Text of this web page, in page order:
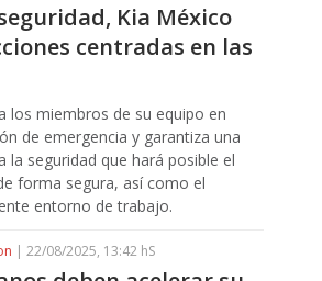
Kia México
centradas en las
los miembros de su equipo en
de emergencia y garantiza una
la seguridad que hará posible el
forma segura, así como el
entorno de trabajo.
| 22/08/2025, 13:42 hS